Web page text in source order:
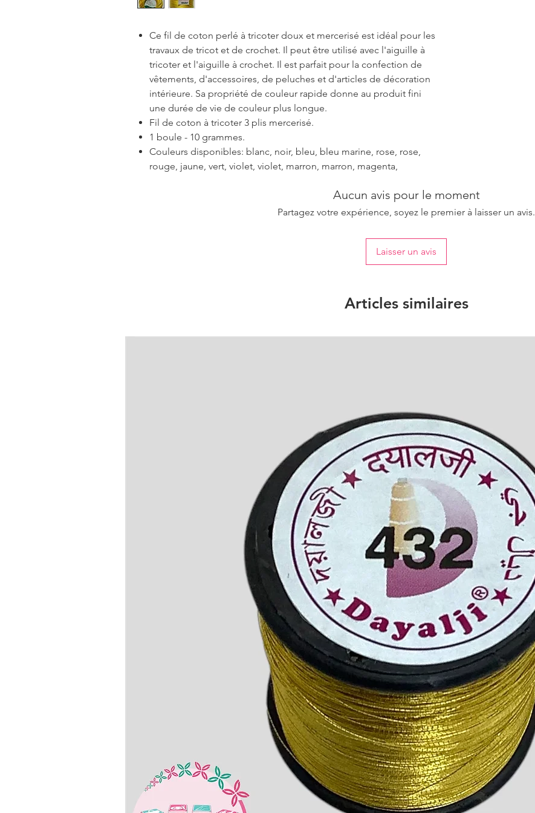
Ce fil de coton perlé à tricoter doux et mercerisé est idéal pour les
travaux de tricot et de crochet. Il peut être utilisé avec l'aiguille à
tricoter et l'aiguille à crochet. Il est parfait pour la confection de
vêtements, d'accessoires, de peluches et d'articles de décoration
intérieure. Sa propriété de couleur rapide donne au produit fini
une durée de vie de couleur plus longue.
Fil de coton à tricoter 3 plis mercerisé.
1 boule - 10 grammes.
Couleurs disponibles: blanc, noir, bleu, bleu marine, rose, rose,
rouge, jaune, vert, violet, violet, marron, marron, magenta,
Aucun avis pour le moment
Partagez votre expérience, soyez le premier à laisser un avis.
Laisser un avis
Articles similaires